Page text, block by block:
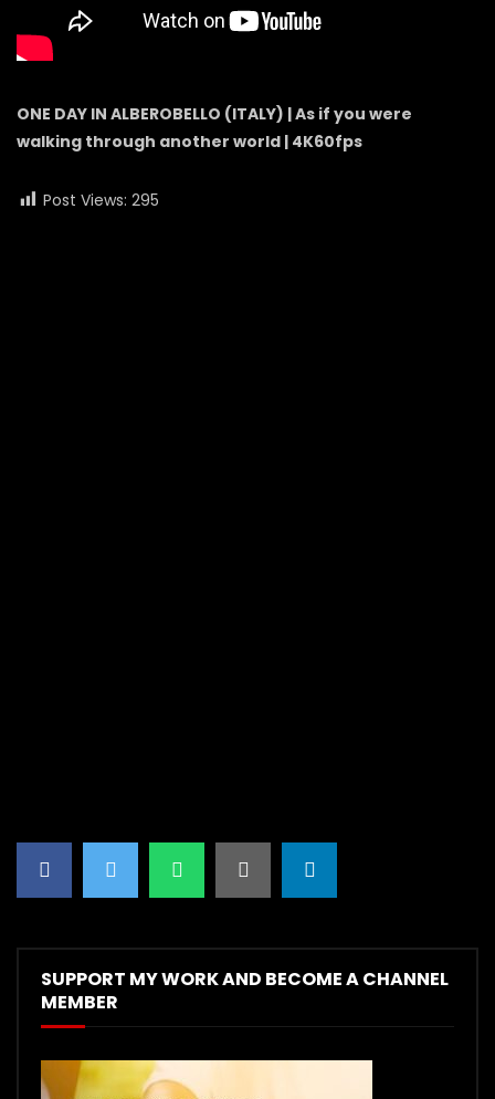
ONE DAY IN ALBEROBELLO (ITALY) | As if you were
walking through another world | 4K60fps
Post Views: 295
SUPPORT MY WORK AND BECOME A CHANNEL
MEMBER